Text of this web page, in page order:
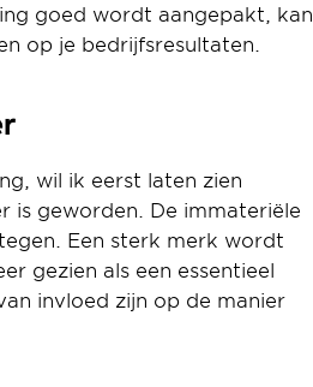
goed wordt aangepakt, kan
op je bedrijfsresultaten.
wil ik eerst laten zien
is geworden. De immateriële
Een sterk merk wordt
gezien als een essentieel
invloed zijn op de manier